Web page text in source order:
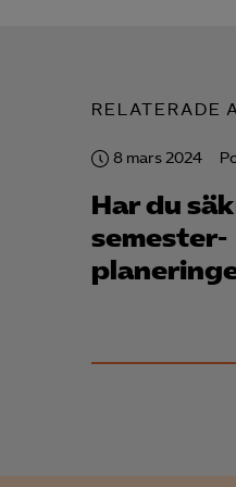
RELATERADE
8 mars 2024
Har du
semester­